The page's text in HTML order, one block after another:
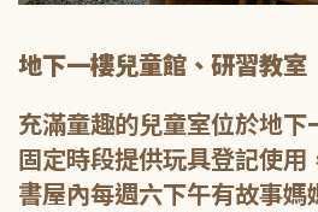
地下一樓兒童館、研習教室
充滿童趣的兒童室位於地下
固定時段提供玩具登記使用
書屋內每週六下午有故事媽